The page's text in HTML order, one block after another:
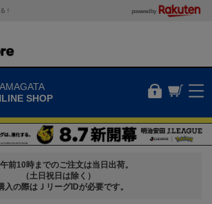
！ powered by
SHOP
前10時までのご注文は当日出荷。
（土日祝日は除く）
入の際はＪリーグIDが必要です。